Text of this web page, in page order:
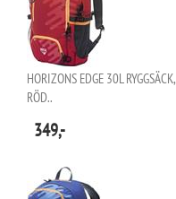
HORIZONS EDGE 30L RYGGSÄCK,
RÖD..
349,-